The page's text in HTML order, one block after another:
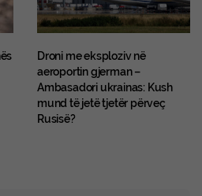
Droni me eksploziv në
aeroportin gjerman –
Ambasadori ukrainas: Kush
mund të jetë tjetër përveç
Rusisë?